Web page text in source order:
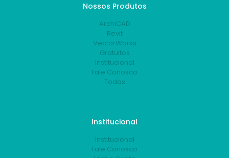
Nossos Produtos
ArchiCAD
Revit
VectorWorks
Gratuitos
Institucional
Fale Conosco
Todos
Institucional
Institucional
Fale Conosco